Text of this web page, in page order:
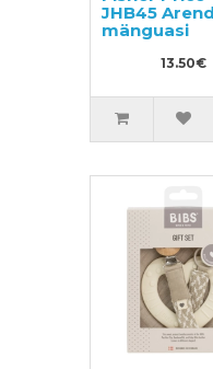
JHB45
mänguasi
13.50€